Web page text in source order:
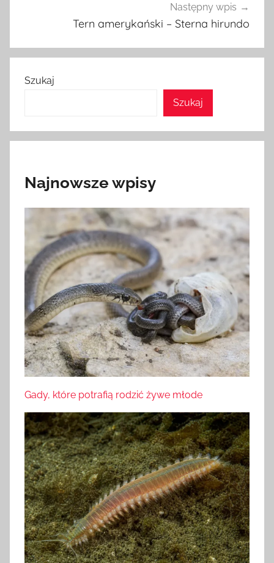
Następny wpis
Tern amerykański – Sterna hirundo
Szukaj
Szukaj
Najnowsze wpisy
Gady, które potrafią rodzić żywe młode